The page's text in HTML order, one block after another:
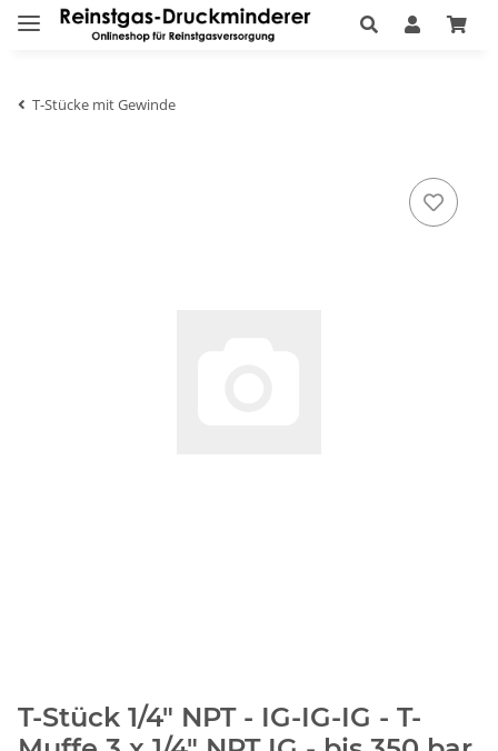
T-Stücke mit Gewinde
T-Stück 1/4" NPT - IG-IG-IG - T-